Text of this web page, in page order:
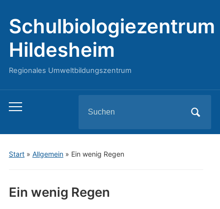
Schulbiologiezentrum
Hildesheim
Regionales Umweltbildungszentrum
Toggle
menu
for:
Start» Allgemein» Ein wenig Regen
Ein wenig Regen